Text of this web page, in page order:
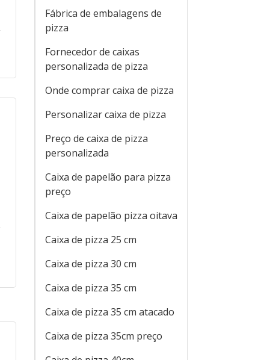
Fábrica de embalagens de
pizza
Fornecedor de caixas
personalizada de pizza
Onde comprar caixa de pizza
Personalizar caixa de pizza
Preço de caixa de pizza
personalizada
Caixa de papelão para pizza
preço
Caixa de papelão pizza oitava
Caixa de pizza 25 cm
Caixa de pizza 30 cm
Caixa de pizza 35 cm
Caixa de pizza 35 cm atacado
Caixa de pizza 35cm preço